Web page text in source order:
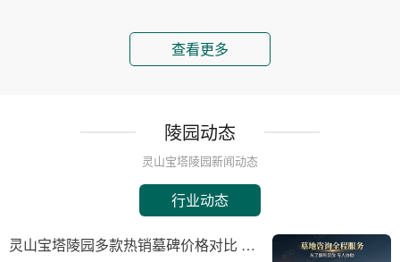
查看更多
陵园动态
灵山宝塔陵园新闻动态
行业动态
灵山宝塔陵园多款热销墓碑价格对比 多